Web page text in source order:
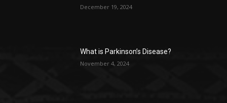
December 19, 2024
What is Parkinson’s Disease?
November 4, 2024